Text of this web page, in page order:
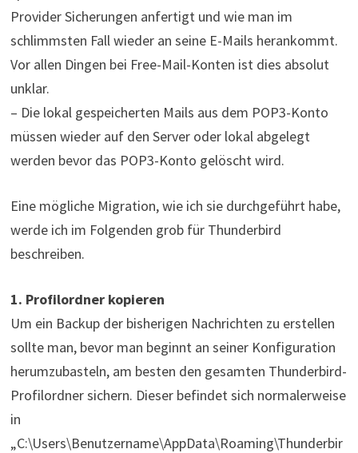
Provider Sicherungen anfertigt und wie man im
schlimmsten Fall wieder an seine E-Mails herankommt.
Vor allen Dingen bei Free-Mail-Konten ist dies absolut
unklar.
– Die lokal gespeicherten Mails aus dem POP3-Konto
müssen wieder auf den Server oder lokal abgelegt
werden bevor das POP3-Konto gelöscht wird.
Eine mögliche Migration, wie ich sie durchgeführt habe,
werde ich im Folgenden grob für Thunderbird
beschreiben.
1. Profilordner kopieren
Um ein Backup der bisherigen Nachrichten zu erstellen
sollte man, bevor man beginnt an seiner Konfiguration
herumzubasteln, am besten den gesamten Thunderbird-
Profilordner sichern. Dieser befindet sich normalerweise
in
„C:\Users\Benutzername\AppData\Roaming\Thunderbir